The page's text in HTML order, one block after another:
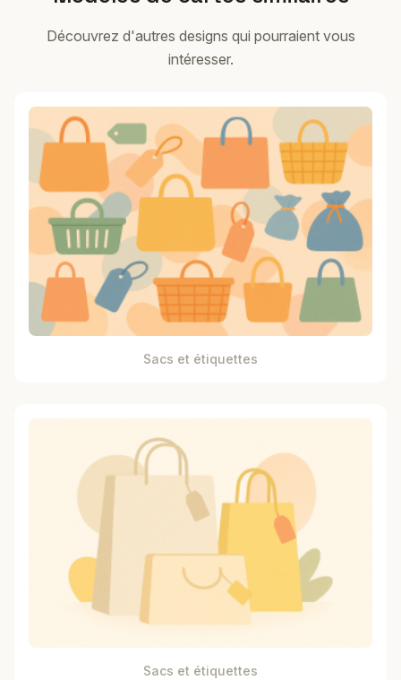
Découvrez d'autres designs qui pourraient vous
intéresser.
Sacs et étiquettes
Sacs et étiquettes